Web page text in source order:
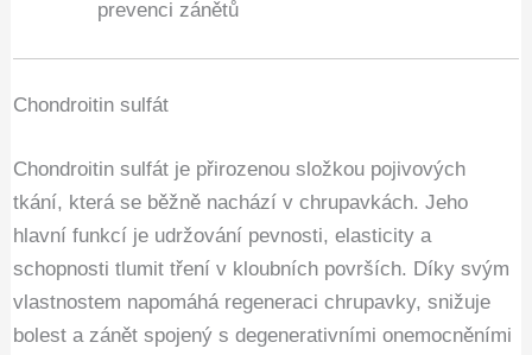
prevenci zánětů
Chondroitin sulfát
Chondroitin sulfát je přirozenou složkou pojivových
tkání, která se běžně nachází v chrupavkách. Jeho
hlavní funkcí je udržování pevnosti, elasticity a
schopnosti tlumit tření v kloubních površích. Díky svým
vlastnostem napomáhá regeneraci chrupavky, snižuje
bolest a zánět spojený s degenerativními onemocněními